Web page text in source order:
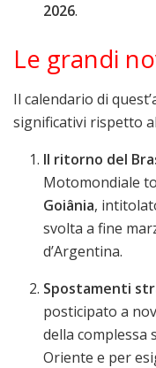
2026.
Le grandi
Il calendario di
significativi rispetto
Il ritorno del
Motomondiale
Goiânia,
svolta a fine
d’Argentina.
Spostamenti
posticipato a
della complessa
Oriente e per